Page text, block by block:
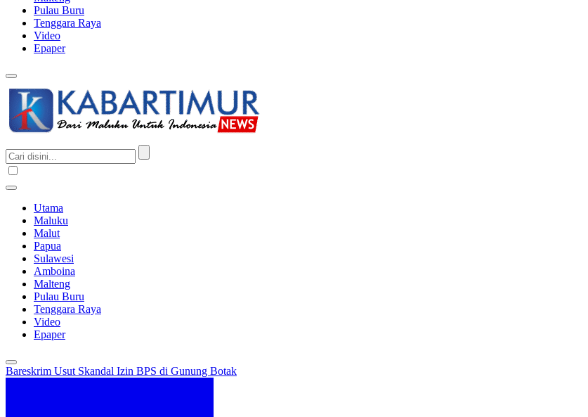
Pulau Buru
Tenggara Raya
Video
Epaper
Utama
Maluku
Malut
Papua
Sulawesi
Amboina
Malteng
Pulau Buru
Tenggara Raya
Video
Epaper
Bareskrim Usut Skandal Izin BPS di Gunung Botak